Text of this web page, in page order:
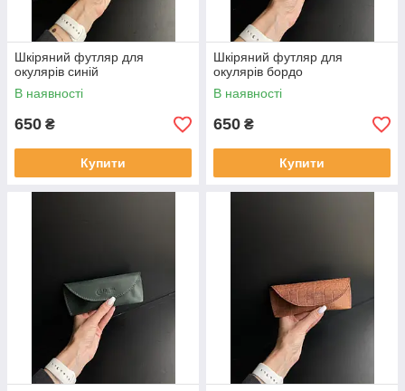
Шкіряний футляр для
окулярів синій
В наявності
650 ₴
Купити
Шкіряний футляр для
окулярів бордо
В наявності
650 ₴
Купити